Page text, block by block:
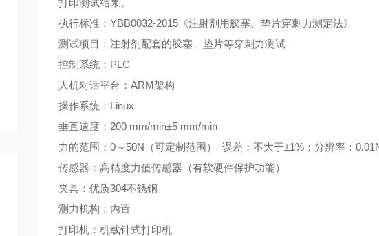
打印测试结果。
执行标准： YBB0032-2015《注射剂用胶塞、垫片穿刺力测定法》
测试项目：注射剂配套的胶塞、垫片等穿刺力测试
控制系统： PLC
人机对话平台： ARM架构
操作系统： Linux
垂直速度： 200 mm/min±5 mm/min
力的范围： 0～ 50N（可定制范围） 误差：不大于±1%；分辨率：
传感器：高精度力值传感器（有软硬件保护功能）
夹具：优质304不锈钢
测力机构：内置
打印机：机载针式打印机